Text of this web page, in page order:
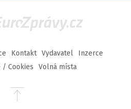
Kontakt Vydavatel
Inzerce
/ Cookies
Volná místa
Přejít